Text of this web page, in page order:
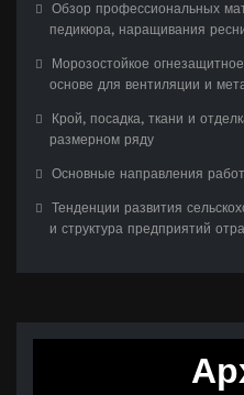
Обзор профессиональных
педикюра, наращивания
Морозостойкое
основе для вентиляции и
Крой, посадка, ткани и
размерном ряду
Основные направления
Тенденции развития
и структура предприятий